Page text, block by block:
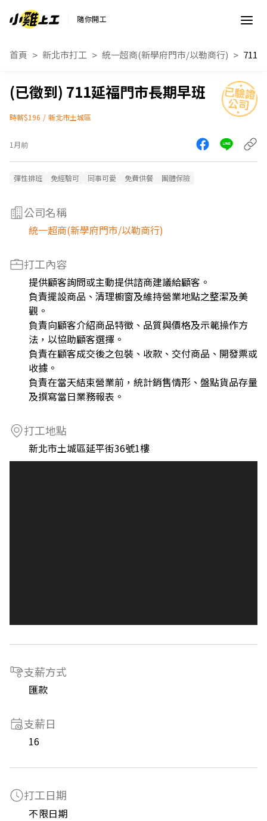
隨你開工
首頁 新北市打工 統一超商(新學府門市/以勒商行) 711
711延福門市長期早班
時薪$196 / 新北市土城區
1月前
彈性排班 免經驗可 同事可愛 免費供餐 團體保險
公司名稱
統一超商(新學府門市/以勒商行)
打工內容
提供顧客詢問或主動提供諮商建議給顧客。
負責擺設商品、清理櫥窗及維持營業地點之整潔及美
觀。
負責向顧客介紹商品特徵、品質與價格及示範操作方
法，以協助顧客選擇。
負責在顧客成交後之包裝、收款、交付商品、開發票或
收據。
負責在當天結束營業前，統計銷售情形、盤點貨品存量
及撰寫當日業務報表。
打工地點
新北市土城區延平街36號1樓
支薪方式
匯款
支薪日
16
打工日期
不限日期